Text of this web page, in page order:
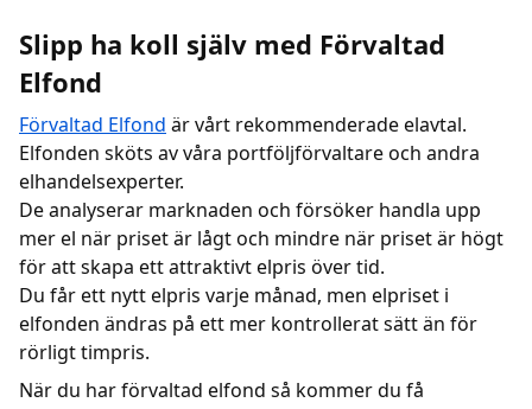
Slipp ha koll själv med Förvaltad
Elfond
Förvaltad Elfond är vårt rekommenderade elavtal.
Elfonden sköts av våra portföljförvaltare och andra
elhandelsexperter.
De analyserar marknaden och försöker handla upp
mer el när priset är lågt och mindre när priset är högt
för att skapa ett attraktivt elpris över tid.
Du får ett nytt elpris varje månad, men elpriset i
elfonden ändras på ett mer kontrollerat sätt än för
rörligt timpris.
När du har förvaltad elfond så kommer du få